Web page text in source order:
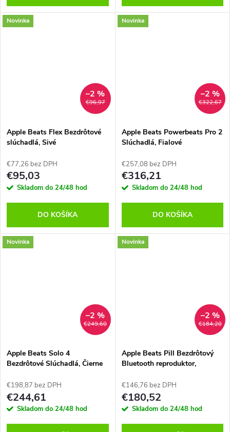
Novinka
€96,97
–2 %
Apple Beats Flex Bezdrôtové
slúchadlá, Sivé
€77,26 bez DPH
€95,03
Skladom do 24/48 hod
DO KOŠÍKA
Novinka
€322,67
–2 %
Apple Beats Powerbeats Pro 2
Slúchadlá, Fialové
€257,08 bez DPH
€316,21
Skladom do 24/48 hod
DO KOŠÍKA
Novinka
€249,60
–2 %
Apple Beats Solo 4
Bezdrôtové Slúchadlá, Čierne
€198,87 bez DPH
€244,61
Skladom do 24/48 hod
Novinka
€184,20
–2 %
Apple Beats Pill Bezdrôtový
Bluetooth reproduktor,
€146,76 bez DPH
€180,52
Skladom do 24/48 hod